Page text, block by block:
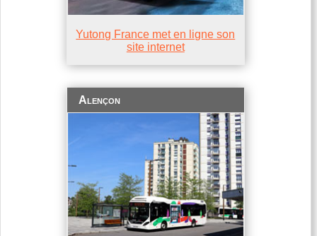
Yutong France met en ligne son
site internet
Alençon